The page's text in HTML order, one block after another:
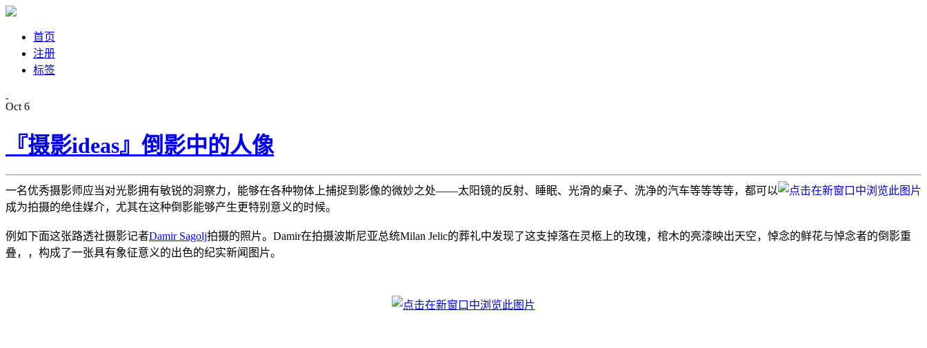
首页
注册
标签
Oct 6
『摄影ideas』倒影中的人像
一名优秀摄影师应当对光影拥有敏锐的洞察力，能够在各种物体上捕捉到影像的微妙之处——太阳镜的反射、睡眠、光滑的桌子、洗净的汽车等等等等，都可以
成为拍摄的绝佳媒介，尤其在这种倒影能够产生更特别意义的时候。
例如下面这张路透社摄影记者Damir Sagolj拍摄的照片。Damir在拍摄波斯尼亚总统Milan Jelic的葬礼中发现了这支掉落在灵柩上的玫瑰，棺木的亮漆映出天空，悼念的鲜花与悼念者的倒影重
叠，，构成了一张具有象征意义的出色的纪实新闻图片。